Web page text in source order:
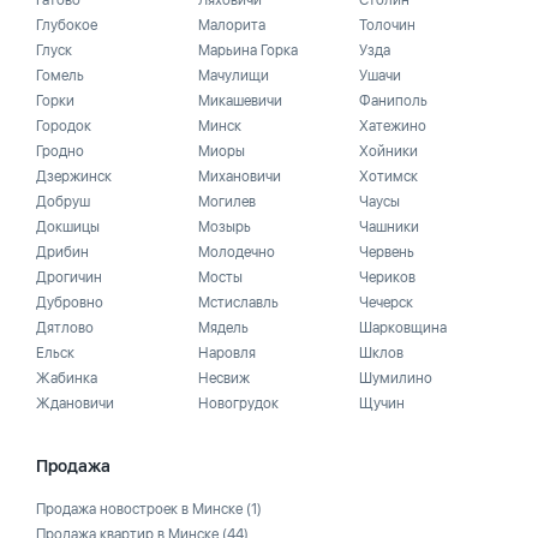
Глубокое
Глуск
Гомель
Горки
Городок
Гродно
Дзержинск
Добруш
Докшицы
Дрибин
Дрогичин
Дубровно
Дятлово
Ельск
Жабинка
Ждановичи
Малорита
Марьина Горка
Мачулищи
Микашевичи
Минск
Миоры
Михановичи
Могилев
Мозырь
Молодечно
Мосты
Мстиславль
Мядель
Наровля
Несвиж
Новогрудок
Толочин
Узда
Ушачи
Фаниполь
Хатежино
Хойники
Хотимск
Чаусы
Чашники
Червень
Чериков
Чечерск
Шарковщина
Шклов
Шумилино
Щучин
Продажа
Продажа новостроек в Минске (1)
Продажа квартир в Минске (44)